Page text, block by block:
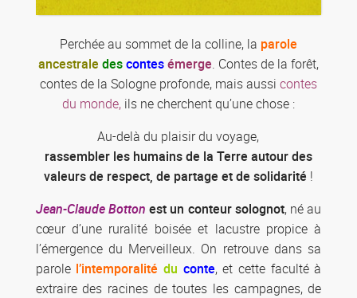
Perchée au sommet de la colline, la parole
ancestrale descontesémerge. Contes de la forêt,
contes de la Sologne profonde, mais aussi contes
du monde,ils ne cherchent qu’une chose :
Au-delà du plaisir du voyage,
rassembler les humains de la Terre autour des
valeurs de respect, de partage et de solidarité !
Jean-Claude Botton est un conteur solognot, né au
cœur d’une ruralité boisée et lacustre propice à
l’émergence du Merveilleux. On retrouve dans sa
parole l’intemporalitédu conte, et cette faculté à
extraire des racines de toutes les campagnes, de